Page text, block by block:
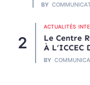
BY
ACTUALITÉS
Le Centre
À L’ICCEC
BY